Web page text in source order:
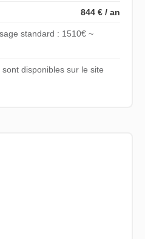
844 € / an
standard : 1510€ ~
disponibles sur le site